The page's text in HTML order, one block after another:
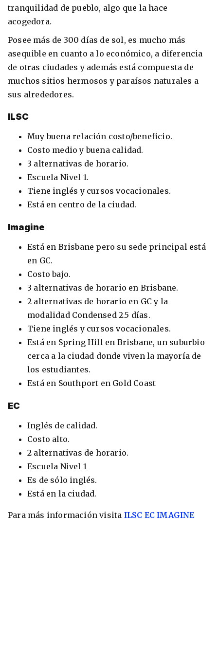
tranquilidad de pueblo, algo que la hace
acogedora.
Posee más de 300 días de sol, es mucho más
asequible en cuanto a lo económico, a diferencia
de otras ciudades y además está compuesta de
muchos sitios hermosos y paraísos naturales a
sus alrededores.
ILSC
Muy buena relación costo/beneficio.
Costo medio y buena calidad.
3 alternativas de horario.
Escuela Nivel 1.
Tiene inglés y cursos vocacionales.
Está en centro de la ciudad.
Imagine
Está en Brisbane pero su sede principal está
en GC.
Costo bajo.
3 alternativas de horario en Brisbane.
2 alternativas de horario en GC y la
modalidad Condensed 2.5 días.
Tiene inglés y cursos vocacionales.
Está en Spring Hill en Brisbane, un suburbio
cerca a la ciudad donde viven la mayoría de
los estudiantes.
Está en Southport en Gold Coast
EC
Inglés de calidad.
Costo alto.
2 alternativas de horario.
Escuela Nivel 1
Es de sólo inglés.
Está en la ciudad.
Para más información visita ILSC EC IMAGINE